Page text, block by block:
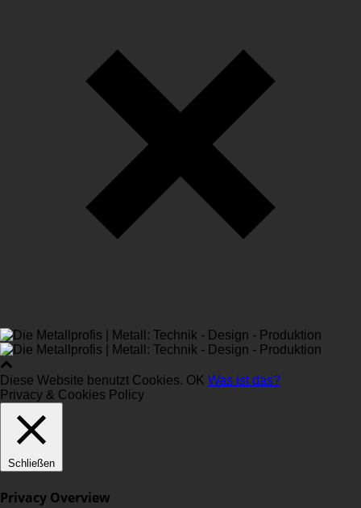
Diese Website benutzt Cookies. OK Was ist das?
Privacy & Cookies Policy
Schließen
Privacy Overview